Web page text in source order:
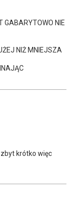
GABARYTOWO NIE
NIŻ MNIEJSZA
krótko więc